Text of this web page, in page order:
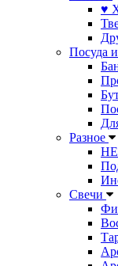
♥
Посуда
Разное
Свечи